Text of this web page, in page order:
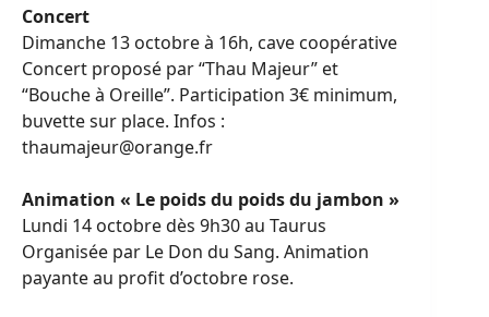
Concert
Dimanche 13 octobre à 16h, cave coopérative
Concert proposé par “Thau Majeur” et
“Bouche à Oreille”. Participation 3€ minimum,
buvette sur place. Infos :
thaumajeur@orange.fr
Animation « Le poids du poids du jambon »
Lundi 14 octobre dès 9h30 au Taurus
Organisée par Le Don du Sang. Animation
payante au proﬁt d’octobre rose.